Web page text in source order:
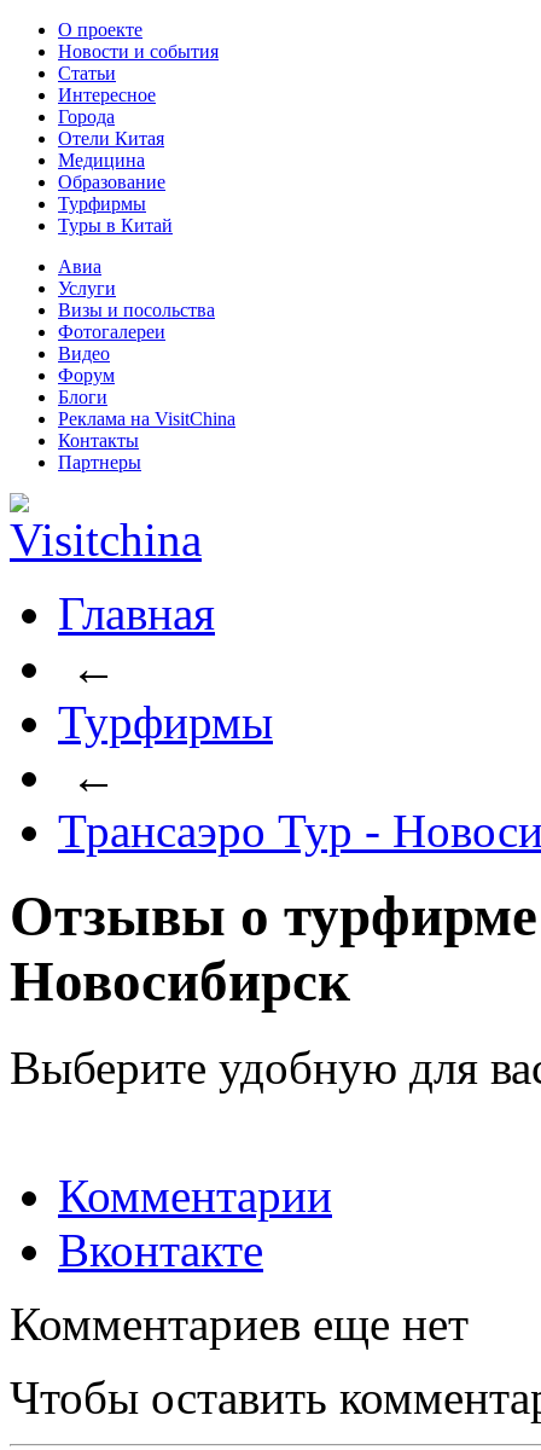
О проекте
Новости и события
Статьи
Интересное
Города
Отели Китая
Медицина
Образование
Турфирмы
Туры в Китай
Авиа
Услуги
Визы и посольства
Фотогалереи
Видео
Форум
Блоги
Реклама на VisitChina
Контакты
Партнеры
Главная
←
Турфирмы
←
Трансаэро Тур -
Отзывы о турфирме
Новосибирск
Выберите удобную для
Комментарии
Вконтакте
Комментариев еще нет
Чтобы оставить